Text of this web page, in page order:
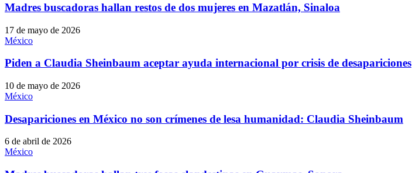
Madres buscadoras hallan restos de dos mujeres en Mazatlán, Sinaloa
17 de mayo de 2026
México
Piden a Claudia Sheinbaum aceptar ayuda internacional por crisis de desapariciones
10 de mayo de 2026
México
Desapariciones en México no son crímenes de lesa humanidad: Claudia Sheinbaum
6 de abril de 2026
México